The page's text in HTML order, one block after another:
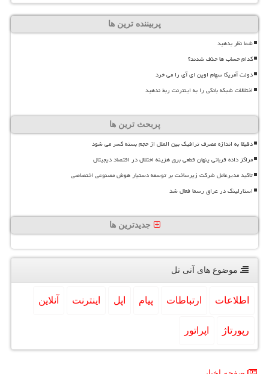
پربیننده ترین ها
شما نظر بدهید
کدام حساب ها حذف شدند؟
دولت آمریکا سهام اوپن ای آی را می خرد
اختلالات شبکه بانکی را به اینترنت ربط ندهید
پربحث ترین ها
دقیقا به اندازه مصرف ترافیک بین الملل از حجم بسته کسر می شود
مراکز داده قربانی پنهان قطعی برق هزینه اختلال در اقتصاد دیجیتال
تاکید مدیرعامل شرکت زیرساخت بر توسعه دستیار هوش مصنوعی اختصاصی
استارلینک در عراق رسما فعال شد
جدیدترین ها
موضوع های آنی تل
اطلاعات ارتباطات پیام اپل اینترنت آنلاین
رپورتاژ اپراتور